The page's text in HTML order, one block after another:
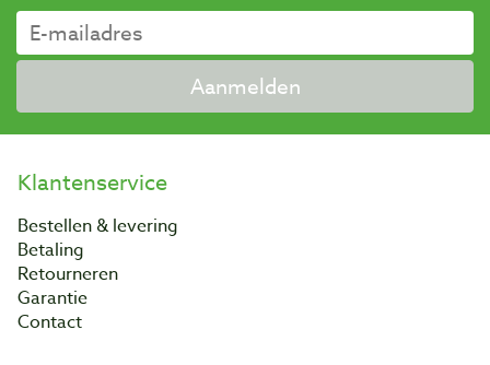
Aanmelden
Klantenservice
Bestellen & levering
Betaling
Retourneren
Garantie
Contact